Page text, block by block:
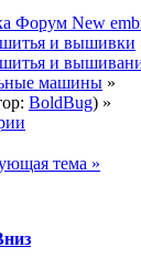
Форум New
и вышивки
и
машины »
BoldBug) »
тема »